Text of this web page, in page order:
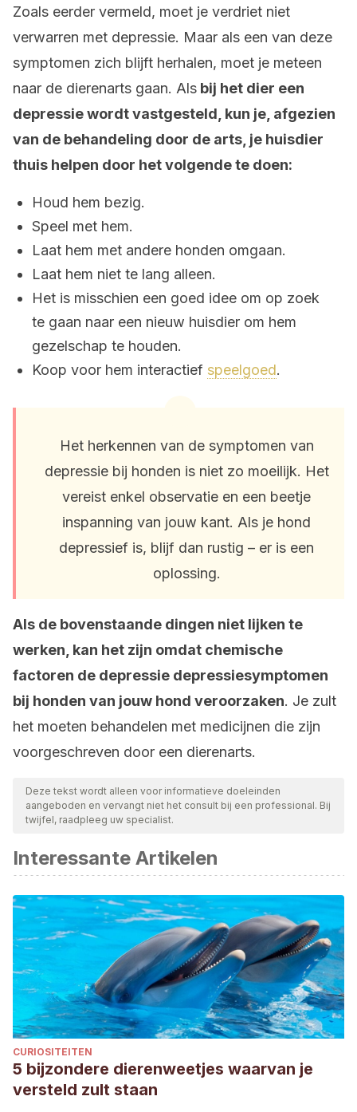
Zoals eerder vermeld, moet je verdriet niet
verwarren met depressie. Maar als een van deze
symptomen zich blijft herhalen, moet je meteen
naar de dierenarts gaan. Als bij het dier een
depressie wordt vastgesteld, kun je, afgezien
van de behandeling door de arts, je huisdier
thuis helpen door het volgende te doen:
Houd hem bezig.
Speel met hem.
Laat hem met andere honden omgaan.
Laat hem niet te lang alleen.
Het is misschien een goed idee om op zoek
te gaan naar een nieuw huisdier om hem
gezelschap te houden.
Koop voor hem interactief speelgoed.
Het herkennen van de symptomen van
depressie bij honden is niet zo moeilijk. Het
vereist enkel observatie en een beetje
inspanning van jouw kant. Als je hond
depressief is, blijf dan rustig – er is een
oplossing.
Als de bovenstaande dingen niet lijken te
werken, kan het zijn omdat chemische
factoren de depressie depressiesymptomen
bij honden van jouw hond veroorzaken. Je zult
het moeten behandelen met medicijnen die zijn
voorgeschreven door een dierenarts.
Deze tekst wordt alleen voor informatieve doeleinden
aangeboden en vervangt niet het consult bij een professional. Bij
twijfel, raadpleeg uw specialist.
Interessante Artikelen
CURIOSITEITEN
5 bijzondere dierenweetjes waarvan je
versteld zult staan